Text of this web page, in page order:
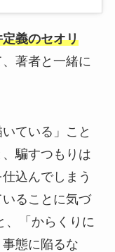
義のセオリ
著者と一緒に
ている」こと
騙すつもりは
込んでしまう
ることに気づ
、「からくりに
態に陥るな